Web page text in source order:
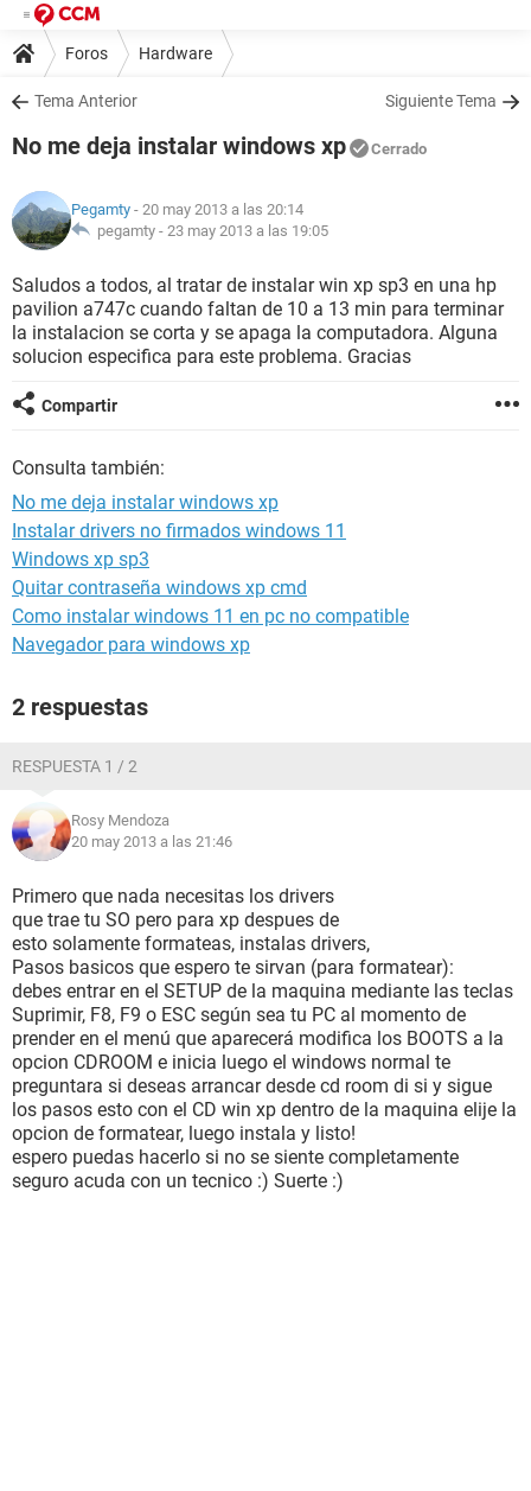
Foros Hardware
Tema Anterior Siguiente Tema
No me deja instalar windows xp Cerrado
Pegamty - 20 may 2013 a las 20:14
pegamty - 23 may 2013 a las 19:05
Saludos a todos, al tratar de instalar win xp sp3 en una hp
pavilion a747c cuando faltan de 10 a 13 min para terminar
la instalacion se corta y se apaga la computadora. Alguna
solucion especifica para este problema. Gracias
Compartir
Consulta también:
No me deja instalar windows xp
Instalar drivers no firmados windows 11
Windows xp sp3
Quitar contraseña windows xp cmd
Como instalar windows 11 en pc no compatible
Navegador para windows xp
2 respuestas
RESPUESTA 1 / 2
Rosy Mendoza
20 may 2013 a las 21:46
Primero que nada necesitas los drivers
que trae tu SO pero para xp despues de
esto solamente formateas, instalas drivers,
Pasos basicos que espero te sirvan (para formatear):
debes entrar en el SETUP de la maquina mediante las teclas
Suprimir, F8, F9 o ESC según sea tu PC al momento de
prender en el menú que aparecerá modifica los BOOTS a la
opcion CDROOM e inicia luego el windows normal te
preguntara si deseas arrancar desde cd room di si y sigue
los pasos esto con el CD win xp dentro de la maquina elije la
opcion de formatear, luego instala y listo!
espero puedas hacerlo si no se siente completamente
seguro acuda con un tecnico :) Suerte :)